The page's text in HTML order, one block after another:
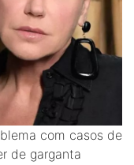
com casos de
de garganta